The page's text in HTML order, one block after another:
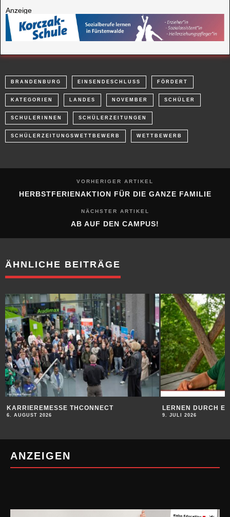
Anzeige
BRANDENBURG EINSENDESCHLUSS FÖRDERT
KATEGORIEN LANDES NOVEMBER SCHÜLER
SCHULERINNEN SCHÜLERZEITUNGEN
SCHÜLERZEITUNGSWETTBEWERB WETTBEWERB
VORHERIGER ARTIKEL
HERBSTFERIENAKTION FÜR DIE GANZE FAMILIE
NÄCHSTER ARTIKEL
AB AUF DEN CAMPUS!
ÄHNLICHE BEITRÄGE
KARRIEREMESSE THCONNECT
6. AUGUST 2026
LERNEN DURCH
9. JULI 2026
ANZEIGEN